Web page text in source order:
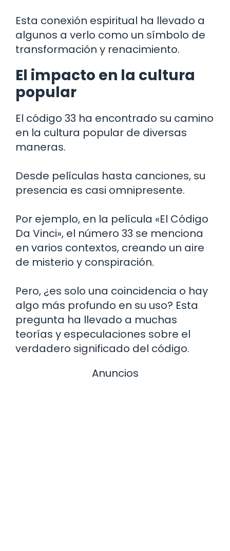
Esta conexión espiritual ha llevado a
algunos a verlo como un símbolo de
transformación y renacimiento.
El impacto en la cultura
popular
El código 33 ha encontrado su camino
en la cultura popular de diversas
maneras.
Desde películas hasta canciones, su
presencia es casi omnipresente.
Por ejemplo, en la película «El Código
Da Vinci», el número 33 se menciona
en varios contextos, creando un aire
de misterio y conspiración.
Pero, ¿es solo una coincidencia o hay
algo más profundo en su uso? Esta
pregunta ha llevado a muchas
teorías y especulaciones sobre el
verdadero significado del código.
Anuncios